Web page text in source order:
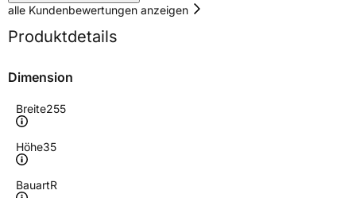
alle Kundenbewertungen anzeigen
Produktdetails
Dimension
Breite255
Höhe35
BauartR